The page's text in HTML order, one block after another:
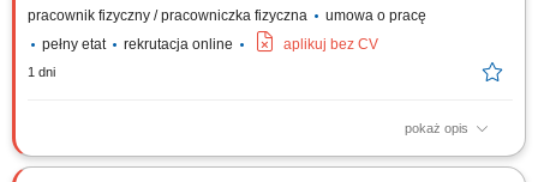
pracownik fizyczny / pracowniczka fizyczna
umowa o pracę
pełny etat
rekrutacja online aplikuj bez CV
1 dni
pokaż opis
Twoje zadania: Produkcja i montaż schodów drewnianych;